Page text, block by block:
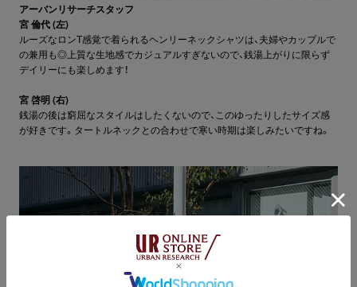
アーバンリサーチスタッフ
宮 倫代 (左)
ルーズなロンT感覚で着られるヘンリーネックシャツは、夫婦やカップルで
の兼用も◎上質な生地感でカジュアルすぎないので、銭湯上がりに限らず
デイリーにも楽しめます！
宮 啓明 (右)
銭湯の後は窮屈なスタイルはしたくないので、このゆったりしたサイズ感
が好きです。タートルネックとの合わせで寒い時期は楽しみたいですね。